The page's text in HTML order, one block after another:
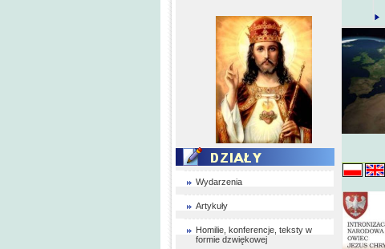
Wydarzenia
Artykuły
Homilie, konferencje, teksty w
formie dzwiękowej